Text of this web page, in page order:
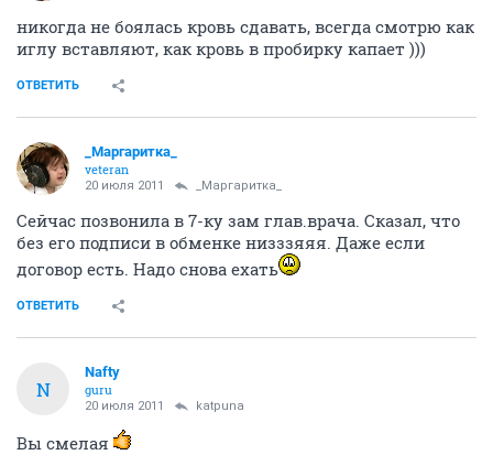
никогда не боялась кровь сдавать, всегда смотрю как
иглу вставляют, как кровь в пробирку капает )))
ОТВЕТИТЬ
_Маргаритка_
veteran
20 июля 2011 _Маргаритка_
Сейчас позвонила в 7-ку зам глав.врача. Сказал, что
без его подписи в обменке низззяяя. Даже если
договор есть. Надо снова ехать
ОТВЕТИТЬ
N
Nafty
guru
20 июля 2011 katpuna
Вы смелая